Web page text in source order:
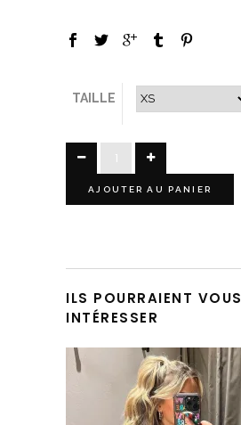
TAILLE
AJOUTER AU PANIER
ILS POURRAIENT VOUS
INTÉRESSER